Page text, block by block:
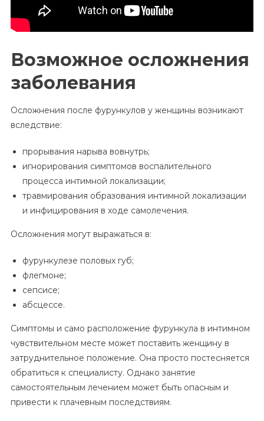
Возможное осложнения
заболевания
Осложнения после фурункулов у женщины возникают
вследствие:
прорывания нарыва вовнутрь;
игнорирования симптомов воспалительного
процесса интимной локализации;
травмирования образования интимной локализации
и инфицирования в ходе самолечения.
Осложнения могут выражаться в:
фурункулезе половых губ;
флегмоне;
сепсисе;
абсцессе.
Симптомы и само расположение фурункула в интимном
чувствительном месте может поставить женщину в
затруднительное положение. Она просто постесняется
обратиться к специалисту. Однако занятие
самостоятельным лечением может быть опасным и
привести к плачевным последствиям.